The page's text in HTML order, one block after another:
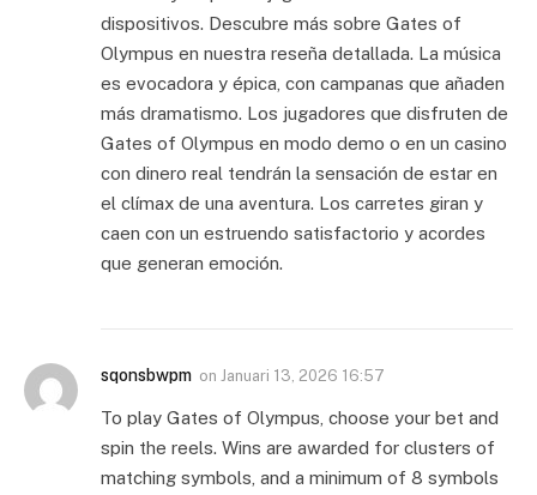
dispositivos. Descubre más sobre Gates of
Olympus en nuestra reseña detallada. La música
es evocadora y épica, con campanas que añaden
más dramatismo. Los jugadores que disfruten de
Gates of Olympus en modo demo o en un casino
con dinero real tendrán la sensación de estar en
el clímax de una aventura. Los carretes giran y
caen con un estruendo satisfactorio y acordes
que generan emoción.
sqonsbwpm on Januari 13, 2026 16:57
To play Gates of Olympus, choose your bet and
spin the reels. Wins are awarded for clusters of
matching symbols, and a minimum of 8 symbols